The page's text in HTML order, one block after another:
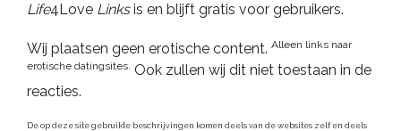
Life4Love Linksis en blijft gratis voor gebruikers.
Wij plaatsen geen erotische content. Alleen links naar
erotische datingsites. Ook zullen wij dit niet toestaan in de
reacties.
De op deze site gebruikte beschrijvingen komen deels van de websites zelf en deels